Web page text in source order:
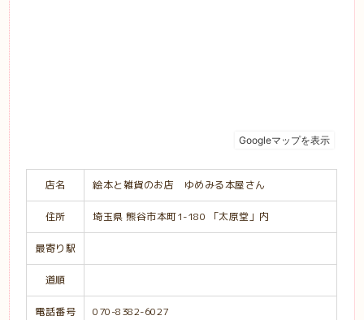
店名 絵本と雑貨のお店 ゆめみる本屋さん
住所 埼玉県 熊谷市本町1-180 「太原堂」内
最寄り駅
道順
電話番号 070-8382-6027